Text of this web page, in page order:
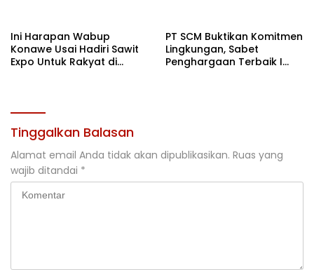
Ini Harapan Wabup
Konawe Usai Hadiri Sawit
Expo Untuk Rakyat di
PT SCM Buktikan Komitmen
Lingkungan, Sabet
Penghargaan Terbaik I
Tinggalkan Balasan
Alamat email Anda tidak akan dipublikasikan. Ruas yang
wajib ditandai *